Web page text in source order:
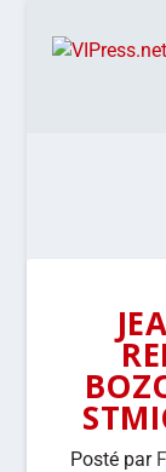
Posté par